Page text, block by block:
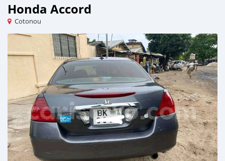
Honda Accord
Cotonou